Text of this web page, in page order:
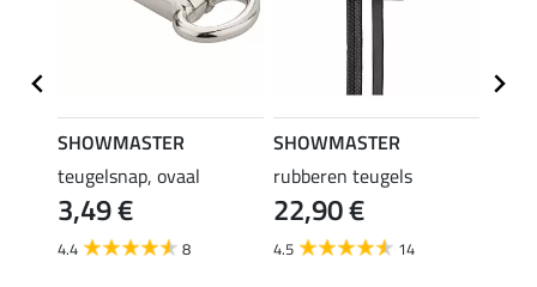
SHOWMASTER
teugelsnap, ovaal
3,49 €
4.4 8
SHOWMASTER
rubberen teugels
22,90 €
4.5 14